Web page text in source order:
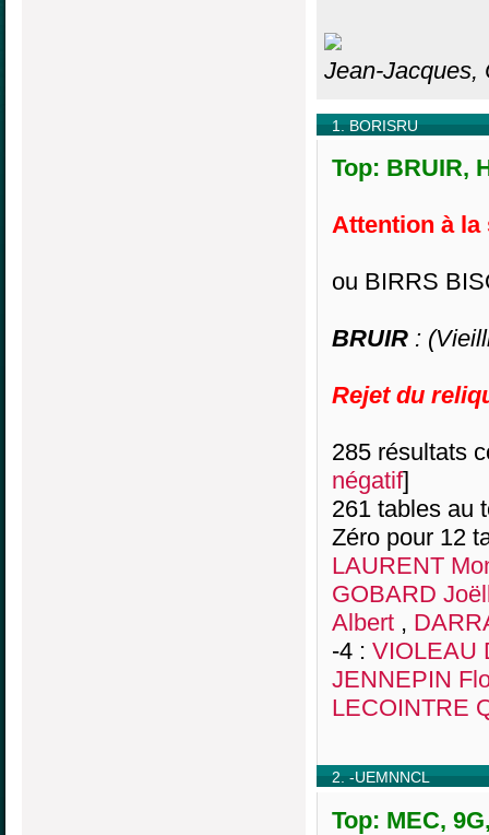
Jean-Jacques,
1. BORISRU
Top: BRUIR,
Attention à la
ou BIRRS
BRUIR :
Rejet du
285 résultats
négatif]
261 tables au
Zéro pour 12
LAURENT
GOBARD
Albert ,
-4 : VIOLEAU
JENNEPIN
LECOINTRE
2. -UEMNNCL
Top: MEC,